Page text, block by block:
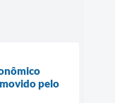
pelo